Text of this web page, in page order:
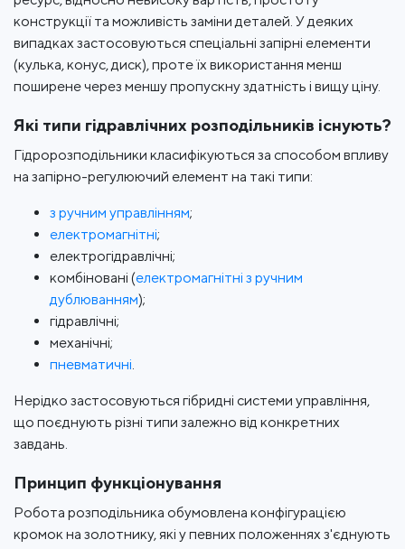
конструкції та можливість заміни деталей. У деяких
випадках застосовуються спеціальні запірні елементи
(кулька, конус, диск), проте їх використання менш
поширене через меншу пропускну здатність і вищу ціну.
Які типи гідравлічних розподільників існують?
Гідророзподільники класифікуються за способом впливу
на запірно-регулюючий елемент на такі типи:
з ручним управлінням;
електромагнітні;
електрогідравлічні;
комбіновані (електромагнітні з ручним
дублюванням);
гідравлічні;
механічні;
пневматичні.
Нерідко застосовуються гібридні системи управління,
що поєднують різні типи залежно від конкретних
завдань.
Принцип функціонування
Робота розподільника обумовлена ​​конфігурацією
кромок на золотнику, які у певних положеннях з'єднують